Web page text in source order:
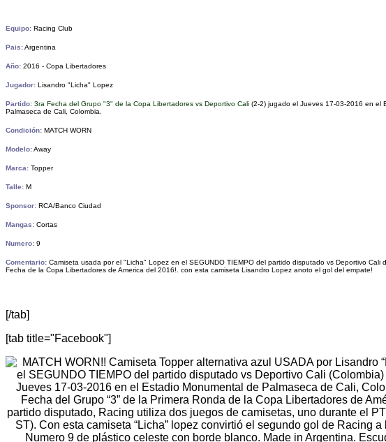
Equipo: Racing Club
Pais:Argentina
Año: 2016 - Copa Libertadores
Jugador: Lisandro "Licha" Lopez
Partido: 3ra Fecha del Grupo "3" de la Copa Libertadores vs Deportivo Cali (2-2) jugado el Jueves 17-03-2016 en el
Palmaseca de Cali, Colombia
Condición: MATCH WORN
Modelo:Away
Marca: Topper
Talle: M
Sponsor: RCA/Banco Ciudad
Mangas: Cortas
Numero: 9
Comentario: Camiseta usada por el "Licha" Lopez en el SEGUNDO TIEMPO del partido disputado vs Deportivo Cali
Fecha de la Copa Libertadores de America del 2016!. con esta camiseta Lisandro Lopez anoto el gol del empate!
[/tab]
[tab title="Facebook"]